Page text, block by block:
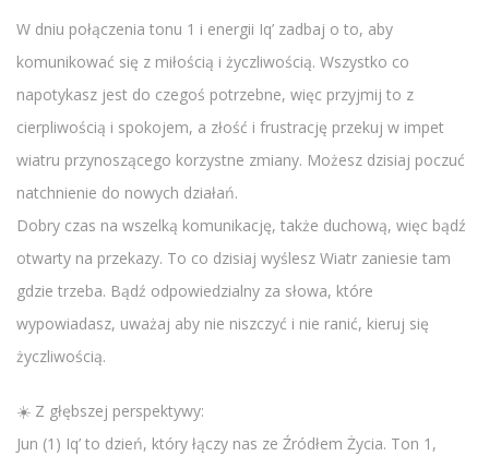
W dniu połączenia tonu 1 i energii Iq’ zadbaj o to, aby
komunikować się z miłością i życzliwością. Wszystko co
napotykasz jest do czegoś potrzebne, więc przyjmij to z
cierpliwością i spokojem, a złość i frustrację przekuj w impet
wiatru przynoszącego korzystne zmiany. Możesz dzisiaj poczuć
natchnienie do nowych działań.
Dobry czas na wszelką komunikację, także duchową, więc bądź
otwarty na przekazy. To co dzisiaj wyślesz Wiatr zaniesie tam
gdzie trzeba. Bądź odpowiedzialny za słowa, które
wypowiadasz, uważaj aby nie niszczyć i nie ranić, kieruj się
życzliwością.
☀️ Z głębszej perspektywy:
Jun (1) Iq’ to dzień, który łączy nas ze Źródłem Życia. Ton 1,